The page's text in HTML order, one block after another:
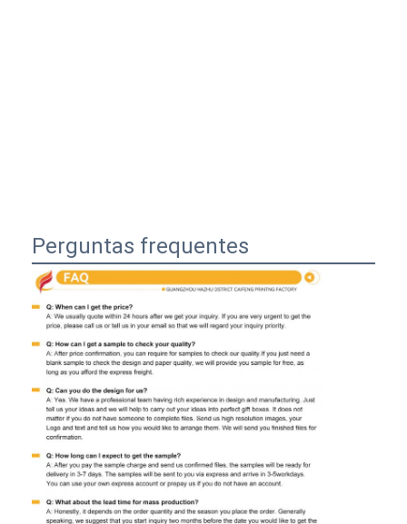
Perguntas frequentes